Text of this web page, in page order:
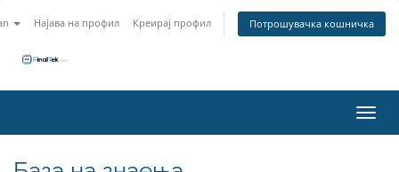
Најава на профил Креирај профил Потрошувачка кошничка